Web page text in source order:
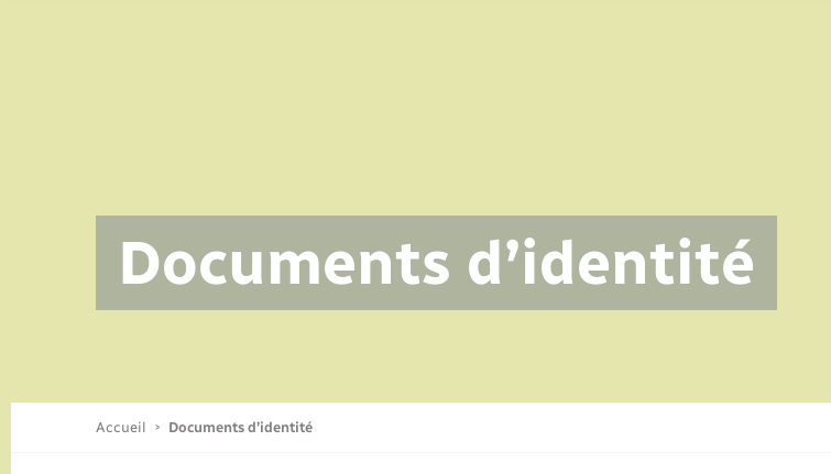
Documents d’identité
Accueil Documents d’identité